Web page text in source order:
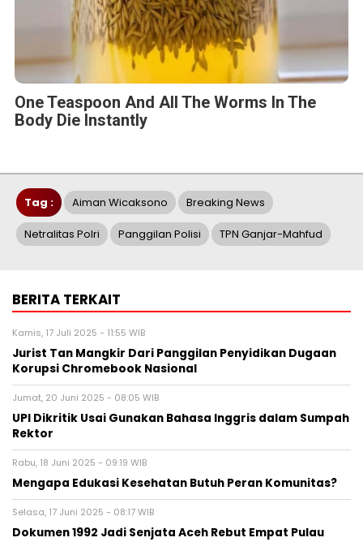
One Teaspoon And All The Worms In The
Body Die Instantly
Tag : Aiman Wicaksono Breaking News
Netralitas Polri Panggilan Polisi TPN Ganjar-Mahfud
BERITA TERKAIT
Kamis, 17 Juli 2025 - 11:55 WIB
Jurist Tan Mangkir Dari Panggilan Penyidikan Dugaan
Korupsi Chromebook Nasional
Jumat, 20 Juni 2025 - 08:05 WIB
UPI Dikritik Usai Gunakan Bahasa Inggris dalam Sumpah
Rektor
Rabu, 18 Juni 2025 - 09:19 WIB
Mengapa Edukasi Kesehatan Butuh Peran Komunitas?
Selasa, 17 Juni 2025 - 08:17 WIB
Dokumen 1992 Jadi Senjata Aceh Rebut Empat Pulau